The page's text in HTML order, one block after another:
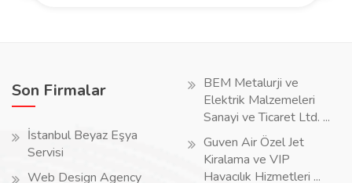
Son Firmalar
İstanbul Beyaz Eşya
Servisi
Web Design Agency
BEM Metalurji ve
Elektrik Malzemeleri
Sanayi ve Ticaret Ltd. ...
Guven Air Özel Jet
Kiralama ve VIP
Havacılık Hizmetleri ...